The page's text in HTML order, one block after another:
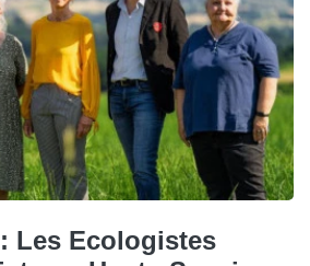
Les Ecologistes